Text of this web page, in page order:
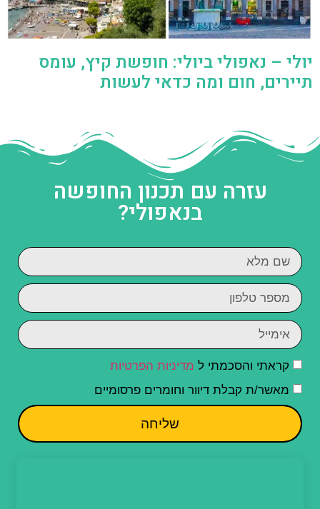
יולי – נאפולי ביולי: חופשת קיץ, עומס
תיירים, חום ומה כדאי לעשות
עזרה עם תכנון החופשה
בנאפולי?
קראתי והסכמתי ל מדיניות הפרטיות
מאשר/ת קבלת דיוור וחומרים פרסומיים
שליחה